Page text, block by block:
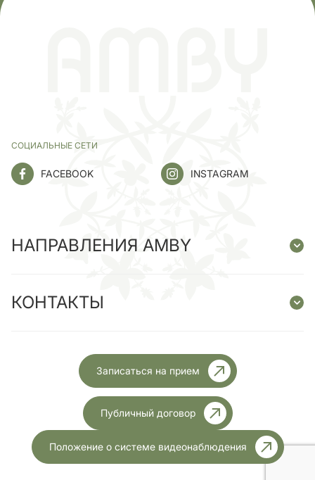
СОЦИАЛЬНЫЕ СЕТИ
FACEBOOK INSTAGRAM
НАПРАВЛЕНИЯ AMBY
КОНТАКТЫ
Записаться на прием
Публичный договор
Положение о системе видеонаблюдения